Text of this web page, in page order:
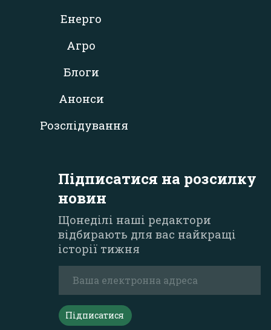
Енерго
Агро
Блоги
Анонси
Розслідування
Підписатися на розсилку
новин
Щонеділі наші редактори
відбирають для вас найкращі
історії тижня
Підписатися